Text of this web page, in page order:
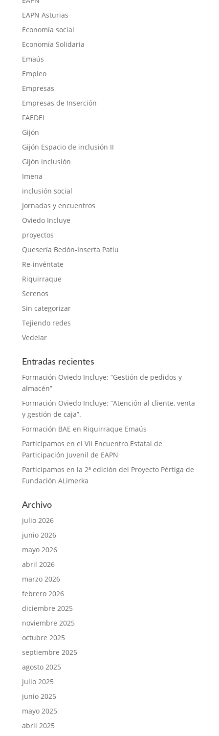
EAPN Asturias
Economía social
Economía Solidaria
Emaús
Empleo
Empresas
Empresas de Inserción
FAEDEI
Gijón
Gijón Espacio de inclusión II
Gijón inclusión
Imena
inclusión social
Jornadas y encuentros
Oviedo Incluye
proyectos
Quesería Bedón-Inserta Patiu
Re-invéntate
Riquirraque
Serenos
Sin categorizar
Tejiendo redes
Vedelar
Entradas recientes
Formación Oviedo Incluye: “Gestión de pedidos y
almacén”
Formación Oviedo Incluye: “Atención al cliente, venta
y gestión de caja”.
Formación BAE en Riquirraque Emaús
Participamos en el VII Encuentro Estatal de
Participación Juvenil de EAPN
Participamos en la 2ª edición del Proyecto Pértiga de
Fundación ALimerka
Archivo
julio 2026
junio 2026
mayo 2026
abril 2026
marzo 2026
febrero 2026
diciembre 2025
noviembre 2025
octubre 2025
septiembre 2025
agosto 2025
julio 2025
junio 2025
mayo 2025
abril 2025